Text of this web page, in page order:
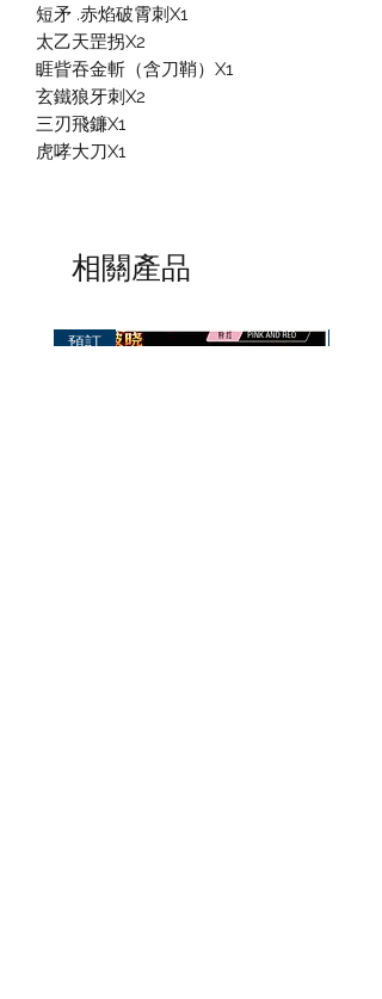
短矛 .赤焰破霄刺X1
太乙天罡拐X2
睚眥吞金斬（含刀鞘）X1
玄鐵狼牙刺X2
三刃飛鐮X1
虎哮大刀X1
相關產品
預訂